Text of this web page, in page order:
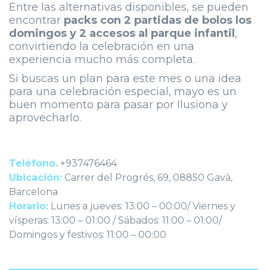
Entre las alternativas disponibles, se pueden
encontrar packs con 2 partidas de bolos los
domingos y 2 accesos al parque infantil ,
convirtiendo la celebración en una
experiencia mucho más completa.
Si buscas un plan para este mes o una idea
para una celebración especial, mayo es un
buen momento para pasar por Ilusiona y
aprovecharlo.
Teléfono. +937476464
Ubicación: Carrer del Progrés, 69, 08850 Gavà,
Barcelona
Horario: Lunes a jueves: 13:00 – 00:00/ Viernes y
vísperas: 13:00 – 01:00 / Sábados: 11:00 – 01:00/
Domingos y festivos: 11:00 – 00:00